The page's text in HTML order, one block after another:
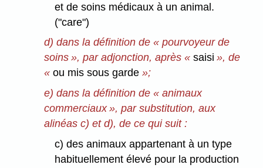
et de soins médicaux à un animal.
("care")
d) dans la définition de « pourvoyeur de
soins », par adjonction, après «saisi », de
«ou mis sous garde»;
e) dans la définition de « animaux
commerciaux », par substitution, aux
alinéas c) et d), de ce qui suit :
c) des animaux appartenant à un type
habituellement élevé pour la production